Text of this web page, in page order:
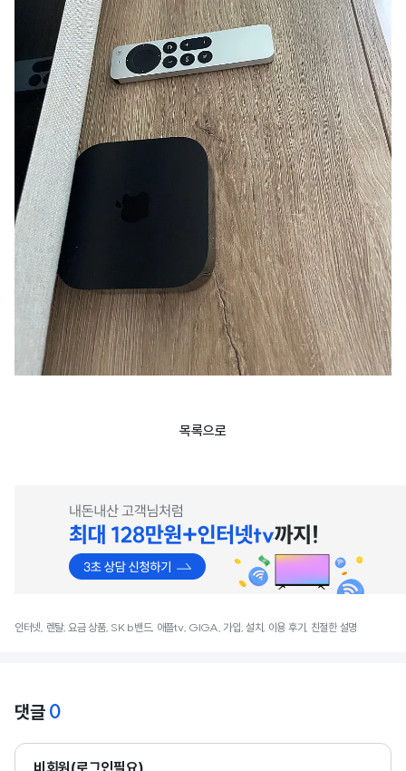
목록으로
인터넷, 렌탈, 요금 상품, SK b밴드, 애플tv, GIGA, 가입, 설치, 이용 후기, 친절한 설명
댓글 0